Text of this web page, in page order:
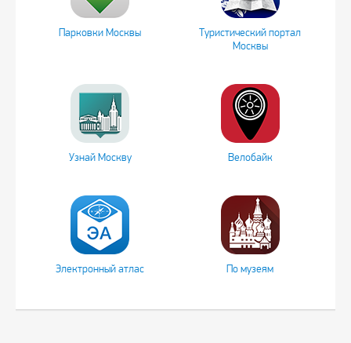
Парковки Москвы
Туристический портал
Москвы
Узнай Москву Велобайк
Электронный атлас По музеям